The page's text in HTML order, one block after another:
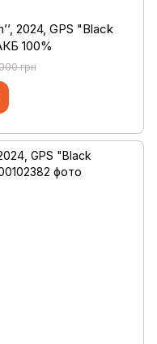
2024, GPS "Black
100%
грн